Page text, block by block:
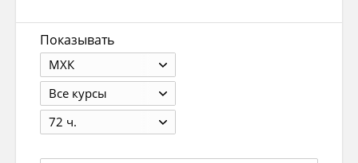
Показывать
МХК
Все курсы
72 ч.